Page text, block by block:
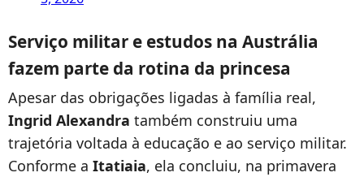
Serviço militar e estudos na Austrália
fazem parte da rotina da princesa
Apesar das obrigações ligadas à família real,
Ingrid Alexandra também construiu uma
trajetória voltada à educação e ao serviço militar.
Conforme a Itatiaia, ela concluiu, na primavera